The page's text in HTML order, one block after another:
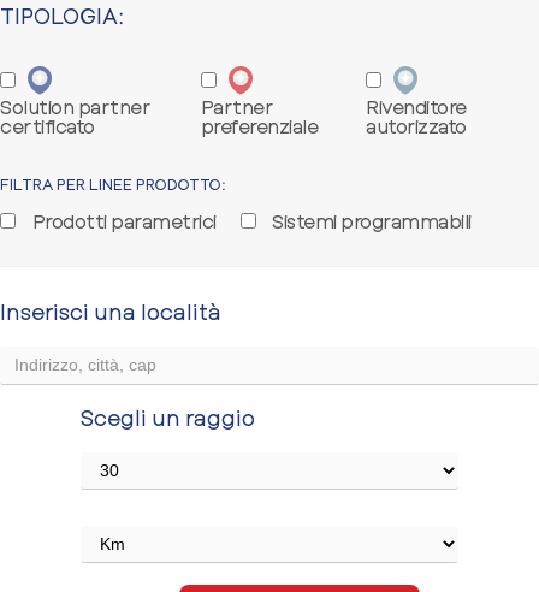
TIPOLOGIA:
Solution partner
certificato
Partner
preferenziale
Rivenditore
autorizzato
FILTRA PER LINEE PRODOTTO:
Prodotti parametrici Sistemi programmabili
Inserisci una località
Scegli un raggio